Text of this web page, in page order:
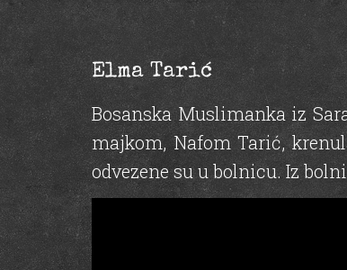
Elma Tarić
Bosanska Muslimanka iz
majkom, Nafom Tarić,
odvezene su u bolnicu. Iz